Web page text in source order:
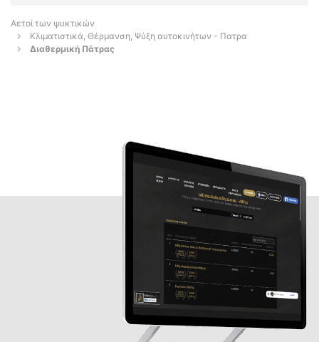
Αετοί των ψυκτικών
Κλιματιστικά, Θέρμανση, Ψύξη αυτοκινήτων - Πατρα
Διαθερμική Πάτρας